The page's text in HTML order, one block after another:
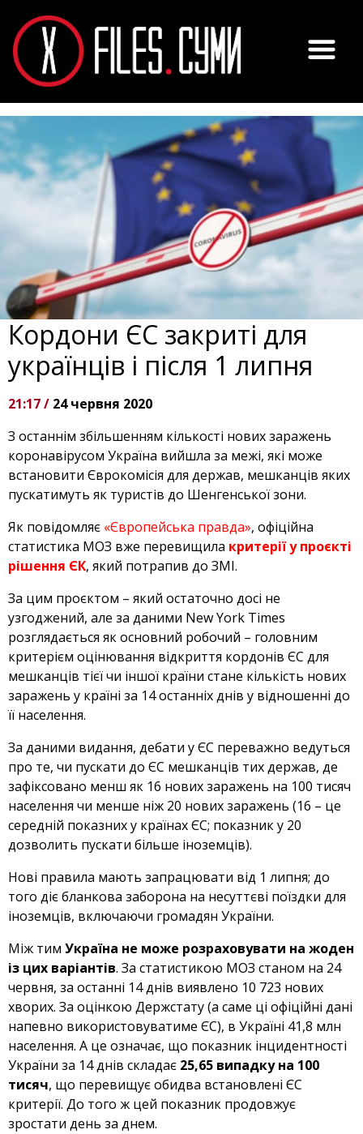
Кордони ЄС закриті для
українців і після 1 липня
21:17 / 24 червня 2020
З останнім збільшенням кількості нових заражень
коронавірусом Україна вийшла за межі, які може
встановити Єврокомісія для держав, мешканців яких
пускатимуть як туристів до Шенгенської зони.
Як повідомляє «Європейська правда», офіційна
статистика МОЗ вже перевищила критерії у проєкті
рішення ЄК, який потрапив до ЗМІ.
За цим проєктом – який остаточно досі не
узгоджений, але за даними New York Times
розглядається як основний робочий – головним
критерієм оцінювання відкриття кордонів ЄС для
мешканців тієї чи іншої країни стане кількість нових
заражень у країні за 14 останніх днів у відношенні до
її населення.
За даними видання, дебати у ЄС переважно ведуться
про те, чи пускати до ЄС мешканців тих держав, де
зафіксовано менш як 16 нових заражень на 100 тисяч
населення чи менше ніж 20 нових заражень (16 – це
середній показних у країнах ЄС; показник у 20
дозволить пускати більше іноземців).
Нові правила мають запрацювати від 1 липня; до
того діє бланкова заборона на несуттєві поїздки для
іноземців, включаючи громадян України.
Між тим Україна не може розраховувати на жоден
із цих варіантів. За статистикою МОЗ станом на 24
червня, за останні 14 днів виявлено 10 723 нових
хворих. За оцінкою Держстату (а саме ці офіційні дані
напевно використовуватиме ЄС), в Україні 41,8 млн
населення. А це означає, що показник інцидентності
України за 14 днів складає 25,65 випадку на 100
тисяч, що перевищує обидва встановлені ЄС
критерії. До того ж цей показник продовжує
зростати день за днем.